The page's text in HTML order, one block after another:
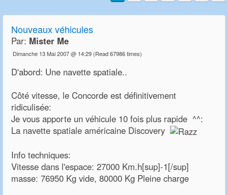
Nouveaux véhicules
Par: Mister Me
Dimanche 13 Mai 2007 @ 14:29 (Read 67986 times)
D'abord: Une navette spatiale..
Côté vitesse, le Concorde est définitivement
ridiculisée:
Je vous apporte un véhicule 10 fois plus rapide ^^:
La navette spatiale américaine Discovery
Info techniques:
Vitesse dans l'espace: 27000 Km.h[sup]-1[/sup]
masse: 76950 Kg vide, 80000 Kg Pleine charge